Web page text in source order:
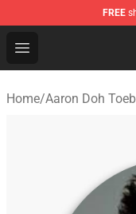
FREE
Open menu
Aaron Doh
Home/Aaron Doh